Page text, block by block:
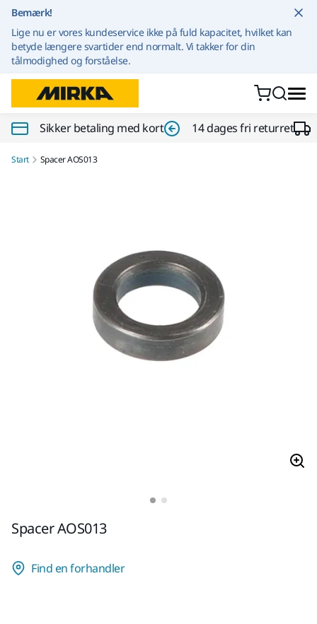
Bemærk!
Lige nu er vores kundeservice ikke på fuld kapacitet, hvilket kan
betyde længere svartider end normalt. Vi takker for din
tålmodighed og forståelse.
Sikker betaling med kort 14 dages fri returret
Start Spacer AOS013
Spacer AOS013
Find en forhandler